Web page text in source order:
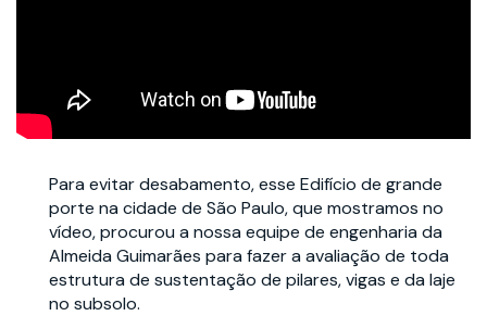
Para evitar desabamento, esse Edifício de grande
porte na cidade de São Paulo, que mostramos no
vídeo, procurou a nossa equipe de engenharia da
Almeida Guimarães para fazer a avaliação de toda
estrutura de sustentação de pilares, vigas e da laje
no subsolo.